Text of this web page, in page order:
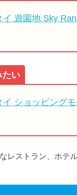
イ 遊園地 Sky
たい
イ ショッピング
レストラン、ホテ